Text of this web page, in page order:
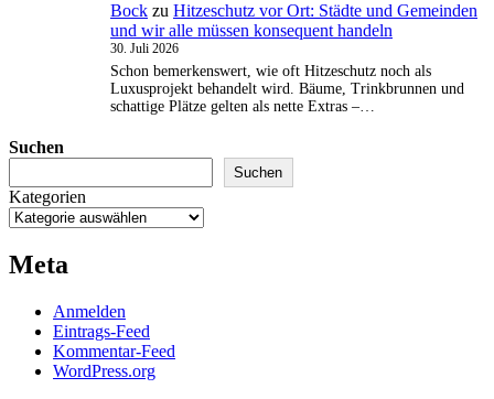
Bock zu Hitzeschutz vor Ort: Städte und Gemeinden
und wir alle müssen konsequent handeln
30. Juli 2026
Schon bemerkenswert, wie oft Hitzeschutz noch als
Luxusprojekt behandelt wird. Bäume, Trinkbrunnen und
schattige Plätze gelten als nette Extras –…
Suchen
Suchen
Kategorien
Meta
Anmelden
Eintrags-Feed
Kommentar-Feed
WordPress.org